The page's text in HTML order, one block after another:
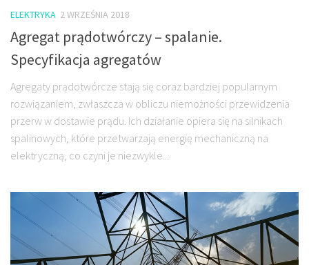
ELEKTRYKA 2 WRZEŚNIA 2018
Agregat prądotwórczy – spalanie.
Specyfikacja agregatów
Agregaty prądotwórcze stają się coraz bardziej popularnym
rozwiązaniem, zwłaszcza w obliczu niemożności przewidzenia
przerw w dostawie prądu. Ich działanie opiera się na silnikach
spalinowych, które przetwarzają energię mechaniczną na
elektryczną, co czyni je niezwykle...